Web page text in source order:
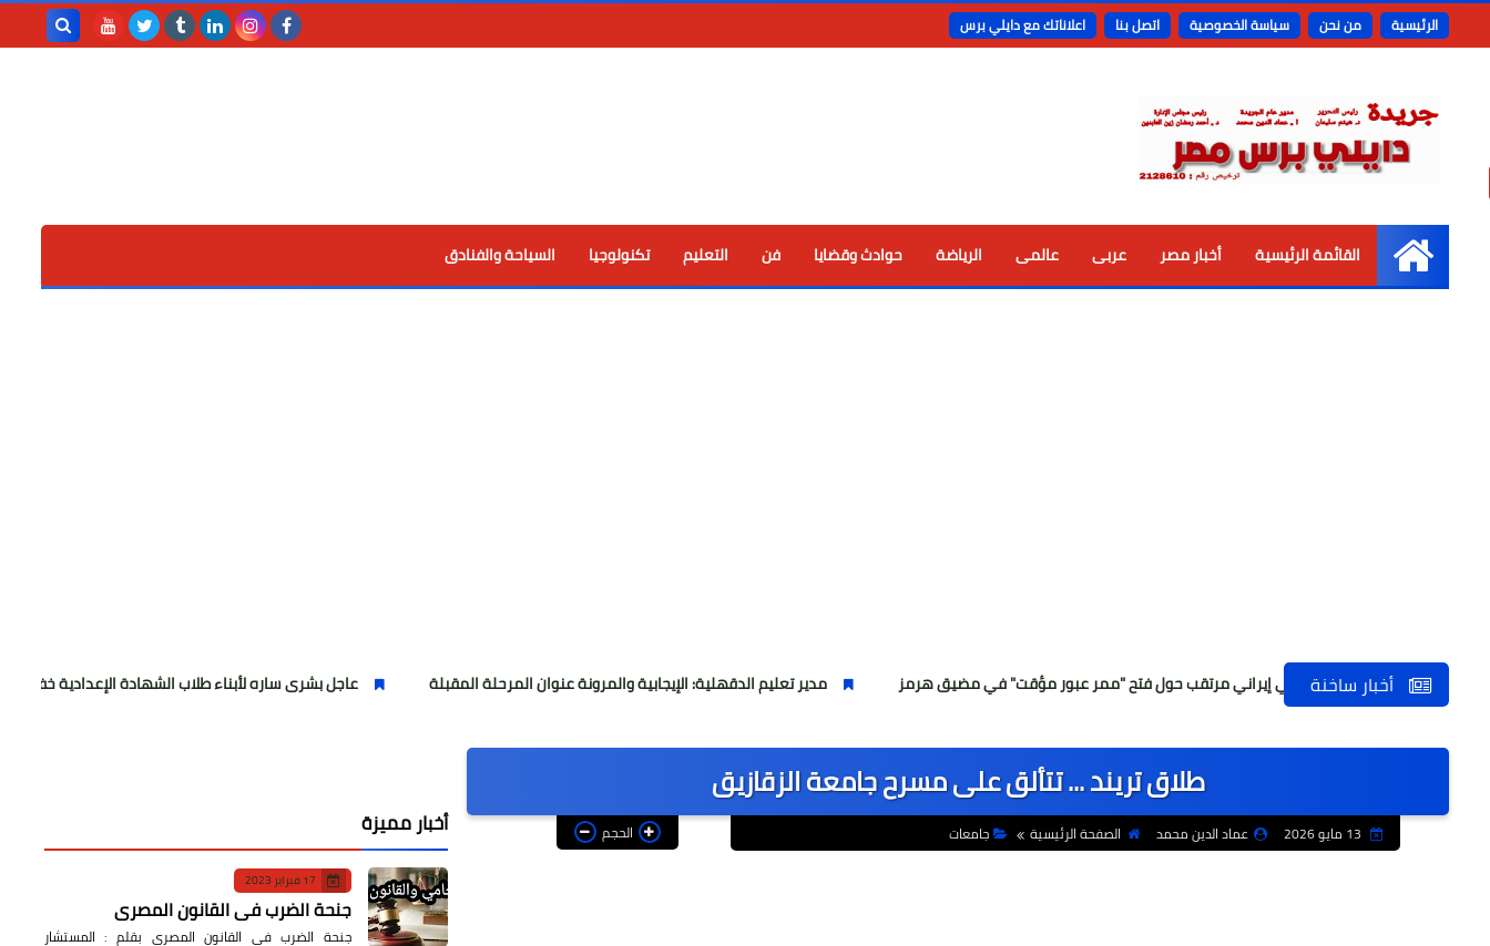
الرئيسية من نحن سياسة الخصوصية اتصل بنا اعلاناتك مع دايلي برس
الرئيسية
القائمة الرئيسية أخبار مصر عربى عالمى الرياضة حوادث وقضايا فن التعليم تكنولوجيا السياحة والفنادق
أخبار ساخنة
عاجل | بيان عماني إيراني مرتقب حول فتح "ممر عبور مؤقت" في مضيق هرمز مدير تعليم الدقهلية: الإيجابية والمرونة عنوان المرحلة المقبلة عاجل بشرى ساره لأبناء طلاب الشهادة الإعدادية خفض درجات التنسيق
طلاق تريند ... تتألق على مسرح جامعة الزقازيق
عماد الدين محمد الصفحة الرئيسية جامعات الحجم أخبار مميزة
17 فبراير 2023
جنحة الضرب في القانون المصري
جنحة الضرب في القانون المصري بقلم : المستشار